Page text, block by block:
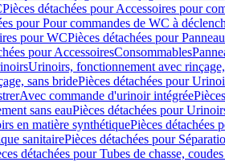
Pièces détachées pour Accessoires pour
pour Pour commandes de WC à
pour WCPièces détachées pour
pour AccessoiresConsommables
Urinoirs, fonctionnement avec
sans bridePièces détachées pour
Avec commande d'urinoir intégrée
sans eauPièces détachées pour
en matière synthétiquePièces détachées
sanitairePièces détachées pour
détachées pour Tubes de chasse,